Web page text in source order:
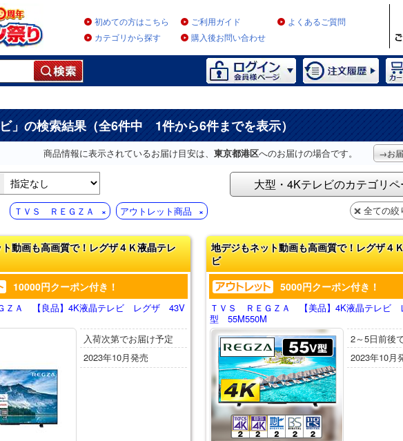
初めての方はこちら ご利用ガイド
よくあるご質問
カテゴリから探す
購入後お問い合わせ
」の検索結果（全6件中 1件から6件までを表示）
商品情報に表示されているお届け目安は、 東京都港区へのお届けの場合です。 →お
大型・4Kテレビのカテゴリ
ＴＶＳ ＲＥＧＺＡ アウトレット商品 全ての絞
動画も高画質で！レグザ４Ｋ液晶テレ
10000円クーポン付き！
ＺＡ 【良品】4K液晶テレビ レグザ 43V
入荷次第でお届け予定
2023年10月発売
地デジもネット動画も高画質で！レグザ４
ビ
5000円クーポン付き！
ＴＶＳ ＲＥＧＺＡ 【美品】4K液晶テレビ
型 55M550M
2～5日前後
2023年10月